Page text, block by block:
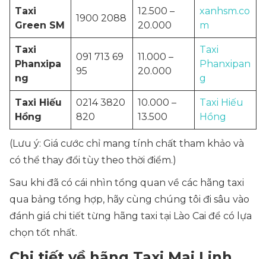
Taxi
Green SM
1900 2088
12.500 –
20.000
xanhsm.co
m
Taxi
Phanxipa
ng
091 713 69
95
11.000 –
20.000
Taxi
Phanxipan
g
Taxi Hiếu
Hồng
0214 3820
820
10.000 –
13.500
Taxi Hiếu
Hồng
(Lưu ý: Giá cước chỉ mang tính chất tham khảo và
có thể thay đổi tùy theo thời điểm.)
Sau khi đã có cái nhìn tổng quan về các hãng taxi
qua bảng tổng hợp, hãy cùng chúng tôi đi sâu vào
đánh giá chi tiết từng hãng taxi tại Lào Cai để có lựa
chọn tốt nhất.